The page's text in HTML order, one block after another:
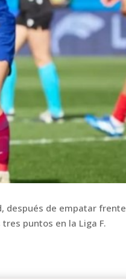
después de empatar frente
puntos en la Liga F.